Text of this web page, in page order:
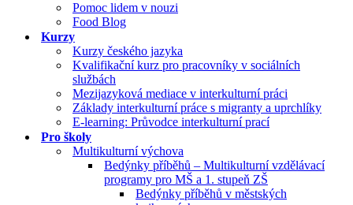
Pomoc lidem v nouzi
Food Blog
Kurzy
Kurzy českého jazyka
Kvalifikační kurz pro pracovníky v sociálních
službách
Mezijazyková mediace v interkulturní práci
Základy interkulturní práce s migranty a uprchlíky
E-learning: Průvodce interkulturní prací
Pro školy
Multikulturní výchova
Bedýnky příběhů – Multikulturní vzdělávací
programy pro MŠ a 1. stupeň ZŠ
Bedýnky příběhů v městských